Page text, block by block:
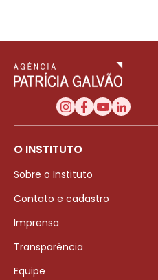
O INSTITUTO
Sobre o Instituto
Contato e cadastro
Imprensa
Transparência
Equipe